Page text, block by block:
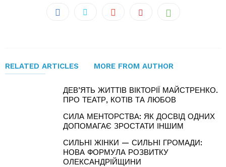
RELATED ARTICLES MORE FROM AUTHOR
ДЕВ’ЯТЬ ЖИТТІВ ВІКТОРІЇ МАЙСТРЕНКО.
ПРО ТЕАТР, КОТІВ ТА ЛЮБОВ
СИЛА МЕНТОРСТВА: ЯК ДОСВІД ОДНИХ
ДОПОМАГАЄ ЗРОСТАТИ ІНШИМ
СИЛЬНІ ЖІНКИ — СИЛЬНІ ГРОМАДИ:
НОВА ФОРМУЛА РОЗВИТКУ
ОЛЕКСАНДРІЙЩИНИ